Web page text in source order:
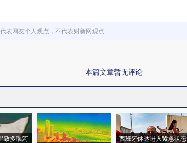
表网友个人观点，不代表财新网观点
本篇文章暂无评论
致多瑙河
西班牙休达进入紧急状态